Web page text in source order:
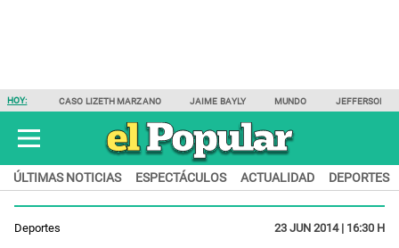
HOY: CASO LIZETH MARZANO JAIME BAYLY MUNDO JEFFERSON
ÚLTIMAS NOTICIAS ESPECTÁCULOS ACTUALIDAD DEPORTES
Deportes 23 JUN 2014 | 16:30 H